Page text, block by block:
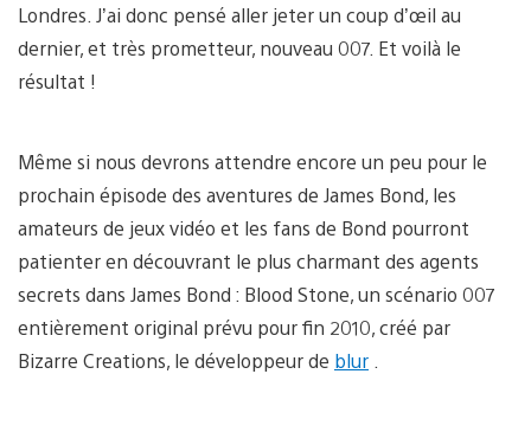
Londres. J’ai donc pensé aller jeter un coup d’œil au
dernier, et très prometteur, nouveau 007. Et voilà le
résultat !
Même si nous devrons attendre encore un peu pour le
prochain épisode des aventures de James Bond, les
amateurs de jeux vidéo et les fans de Bond pourront
patienter en découvrant le plus charmant des agents
secrets dans James Bond : Blood Stone, un scénario 007
entièrement original prévu pour fin 2010, créé par
Bizarre Creations, le développeur de blur